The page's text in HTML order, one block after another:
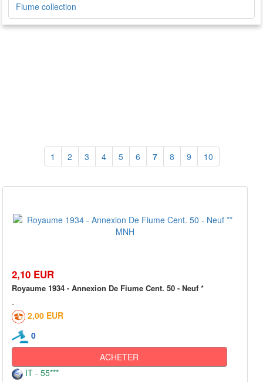
Fiume collection
1 2 3 4 5 6 7 8 9 10
2,10 EUR
Royaume 1934 - Annexion De Fiume Cent. 50 - Neuf *
2,00 EUR
0
ACHETER
IT - 55***